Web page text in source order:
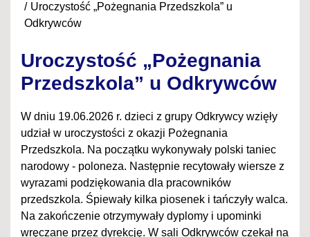
Uroczystość „Pożegnania Przedszkola” u
Odkrywców
Uroczystość „Pożegnania
Przedszkola” u Odkrywców
W dniu 19.06.2026 r. dzieci z grupy Odkrywcy wzięły
udział w uroczystości z okazji Pożegnania
Przedszkola. Na początku wykonywały polski taniec
narodowy - poloneza. Następnie recytowały wiersze z
wyrazami podziękowania dla pracowników
przedszkola. Śpiewały kilka piosenek i tańczyły walca.
Na zakończenie otrzymywały dyplomy i upominki
wręczane przez dyrekcję. W sali Odkrywców czekał na